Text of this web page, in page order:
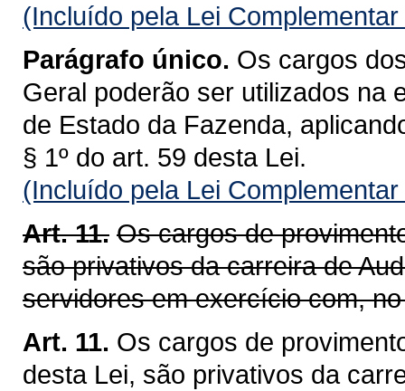
(Incluído pela Lei
Parágrafo único. Os cargos
Geral poderão ser utilizados na
de Estado da Fazenda,
§ 1º do art. 59 desta Lei.
(Incluído pela Lei
Art. 11. Os cargos de
são privativos da carreira de
servidores em exercício com,
Art. 11. Os cargos de
desta Lei, são privativos da